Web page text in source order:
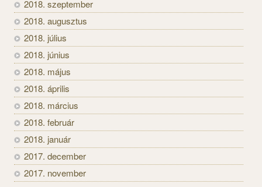
2018. szeptember
2018. augusztus
2018. július
2018. június
2018. május
2018. április
2018. március
2018. február
2018. január
2017. december
2017. november